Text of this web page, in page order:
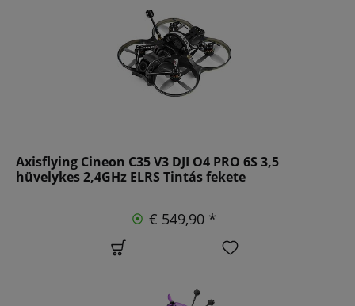
Axisflying Cineon C35 V3 DJI O4 PRO 6S 3,5
hüvelykes 2,4GHz ELRS Tintás fekete
€ 549,90 *